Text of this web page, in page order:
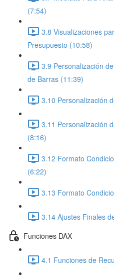
(7:54)
3.8 Visualizaciones
Presupuesto (10:58)
3.9 Personalización
de Barras (11:39)
3.10 Personalización
3.11 Personalización
(8:16)
3.12 Formato
(6:22)
3.13 Formato
3.14 Ajustes Finales
Funciones DAX
4.1 Funciones de